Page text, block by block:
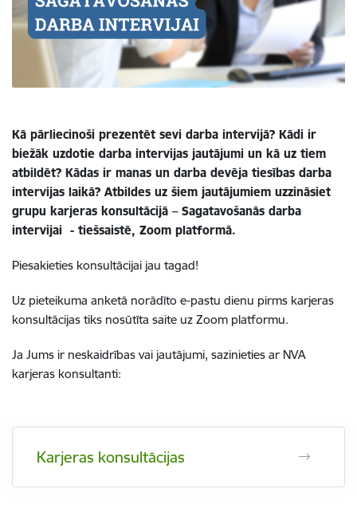
Kā pārliecinoši prezentēt sevi darba intervijā? Kādi ir
biežāk uzdotie darba intervijas jautājumi un kā uz tiem
atbildēt? Kādas ir manas un darba devēja tiesības darba
intervijas laikā? Atbildes uz šiem jautājumiem uzzināsiet
grupu karjeras konsultācijā – Sagatavošanās darba
intervijai - tiešsaistē, Zoom platformā.
Piesakieties konsultācijai jau tagad!
Uz pieteikuma anketā norādīto e-pastu dienu pirms karjeras
konsultācijas tiks nosūtīta saite uz Zoom platformu.
Ja Jums ir neskaidrības vai jautājumi, sazinieties ar NVA
karjeras konsultanti:
Karjeras konsultācijas